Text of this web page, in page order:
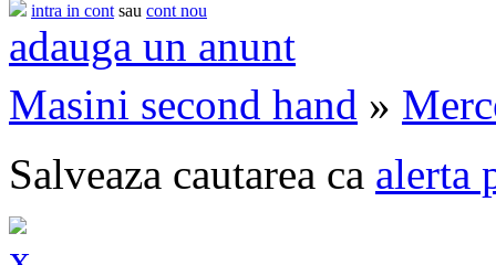
intra in cont sau cont nou
adauga un anunt
Masini second hand »
Salveaza cautarea ca alerta